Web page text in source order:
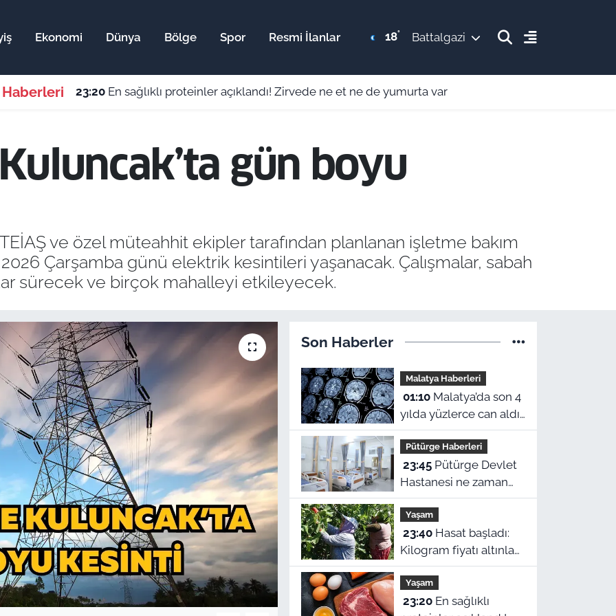
Ekonomi Dünya Bölge Spor Resmi İlanlar 18° Battalgazi
Haberleri 22:57 Araç park ederken müziği kısmak tesadüf değil! Beynin gizli refleksiymiş
gün boyu
ve özel müteahhit ekipler tarafından planlanan işletme bakım
Çarşamba günü elektrik kesintileri yaşanacak. Çalışmalar, sabah
sürecek ve birçok mahalleyi etkileyecek.
Son Haberler
Malatya Haberleri
01:10Malatya’da son 4
yılda yüzlerce can aldı!
Sinir sistemi ve duyu
organı hastalıklarında
şok veriler
Pütürge Haberleri
23:45Pütürge Devlet
Hastanesi ne zaman
açılacak? Vali Yavuz
açıkladı
Yaşam
23:40Hasat başladı:
Kilogram fiyatı altınla
yarışıyor
Yaşam
23:20En sağlıklı